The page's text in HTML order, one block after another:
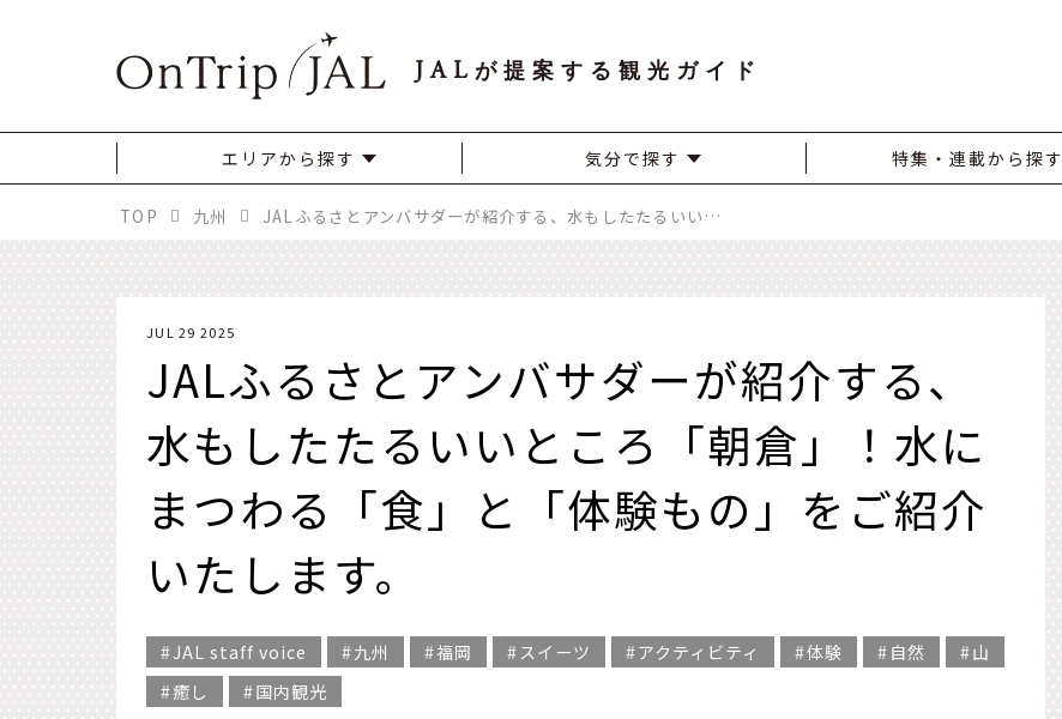
JAL が提案する観光ガイド
エリアから探す 気分で探す 特集・連載から探す
TOP 九州 JALふるさとアンバサダーが紹介する、水もしたたるいいところ「朝倉」！水にまつわる「食」と「体験もの」をご紹介いたします。
JUL 29 2025
JALふるさとアンバサダーが紹介する、
水もしたたるいいところ「朝倉」！水に
まつわる「食」と「体験もの」をご紹介
いたします。
JAL staff voice 九州 福岡 スイーツ アクティビティ 体験 自然
山
癒し
国内観光